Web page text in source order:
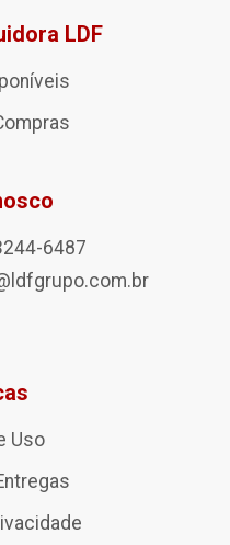
LDF
6487
Uso